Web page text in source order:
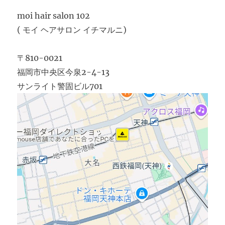
moi hair salon 102
( モイ ヘアサロン イチマルニ)
〒810-0021
福岡市中央区今泉2-4-13
サンライト警固ビル701